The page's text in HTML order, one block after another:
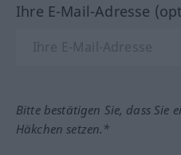
Ihre E-Mail-Adresse
Bitte bestätigen Sie, dass Sie
Häkchen setzen.*